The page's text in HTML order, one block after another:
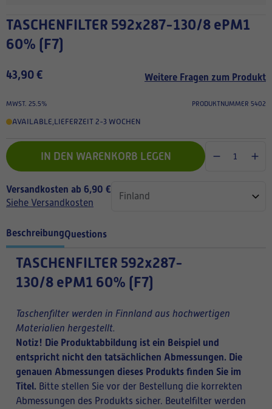
TASCHENFILTER 592x287-130/8 ePM1
60% (F7)
43,90 € Weitere Fragen zum Produkt
MWST. 25.5% PRODUKTNUMMER 5402
AVAILABLE,LIEFERZEIT 2-3 WOCHEN
IN DEN WARENKORB LEGEN
Versandkosten ab 6,90 €
Siehe Versandkosten
BeschreibungQuestions
TASCHENFILTER 592x287-
130/8 ePM1 60% (F7)
Taschenfilter werden in Finnland aus hochwertigen
Materialien hergestellt.
Notiz! Die Produktabbildung ist ein Beispiel und
entspricht nicht den tatsächlichen Abmessungen. Die
genauen Abmessungen dieses Produkts finden Sie im
Titel. Bitte stellen Sie vor der Bestellung die korrekten
Abmessungen des Produkts sicher. Beutelfilter werden